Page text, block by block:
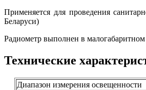
Применяется для проведения
Беларуси)
Радиометр выполнен в
Технические
Диапазон измерения освещенности